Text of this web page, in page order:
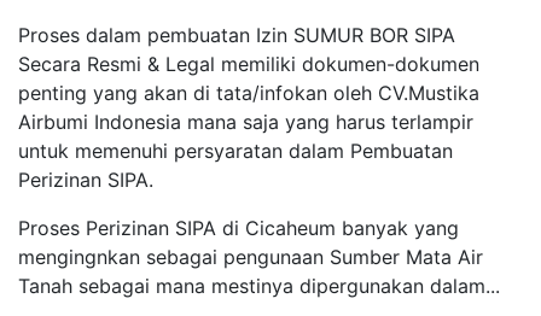
Proses dalam pembuatan Izin SUMUR BOR SIPA
Secara Resmi & Legal memiliki dokumen-dokumen
penting yang akan di tata/infokan oleh CV.Mustika
Airbumi Indonesia mana saja yang harus terlampir
untuk memenuhi persyaratan dalam Pembuatan
Perizinan SIPA.
Proses Perizinan SIPA di Cicaheum banyak yang
mengingnkan sebagai pengunaan Sumber Mata Air
Tanah sebagai mana mestinya dipergunakan dalam...